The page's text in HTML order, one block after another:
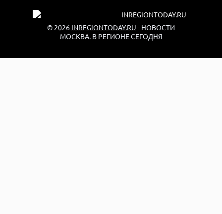
© 2026 INREGIONTODAY.RU - НОВОСТИ
МОСКВА. В РЕГИОНЕ СЕГОДНЯ